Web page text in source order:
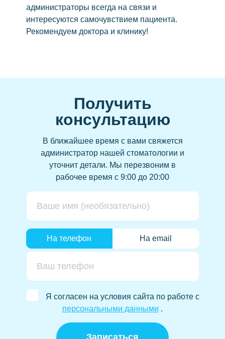
Зубной мост
Съёмные
Бюгельный протез
администраторы всегда на связи и
интересуются самочувствием пациента.
Рекомендуем доктора и клинику!
Получить
консультацию
В ближайшее время с вами свяжется
администратор нашей стоматологии и
уточнит детали. Мы перезвоним в
рабочее время с 9:00 до 20:00
На телефон На email
Я согласен на условия сайта по работе с
персональными данными .